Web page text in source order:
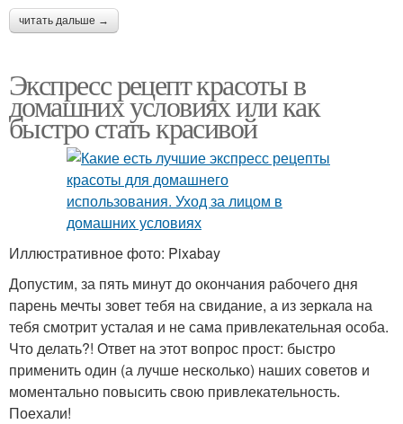
читать дальше →
Экспресс рецепт красоты в
домашних условиях или как
быстро стать красивой
Иллюстративное фото: Pixabay
Допустим, за пять минут до окончания рабочего дня
парень мечты зовет тебя на свидание, а из зеркала на
тебя смотрит усталая и не сама привлекательная особа.
Что делать?! Ответ на этот вопрос прост: быстро
применить один (а лучше несколько) наших советов и
моментально повысить свою привлекательность.
Поехали!